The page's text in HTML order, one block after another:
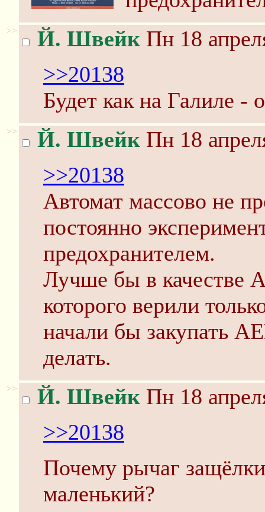
>> Й. Швейк Пн 18
>>20138
Будет как на Галиле -
>> Й. Швейк Пн 18
>>20138
Автомат массово не
постоянно
предохранителем.
Лучше бы в качестве
которого верили
начали бы закупать
делать.
>> Й. Швейк Пн 18
>>20138
Почему рычаг
маленький?